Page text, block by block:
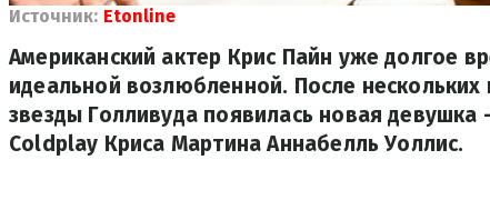
Источник: Etonline
Американский актер Крис Пайн уже долгое
идеальной возлюбленной. После
звезды Голливуда появилась новая
Coldplay Криса Мартина Аннабелль Уоллис.